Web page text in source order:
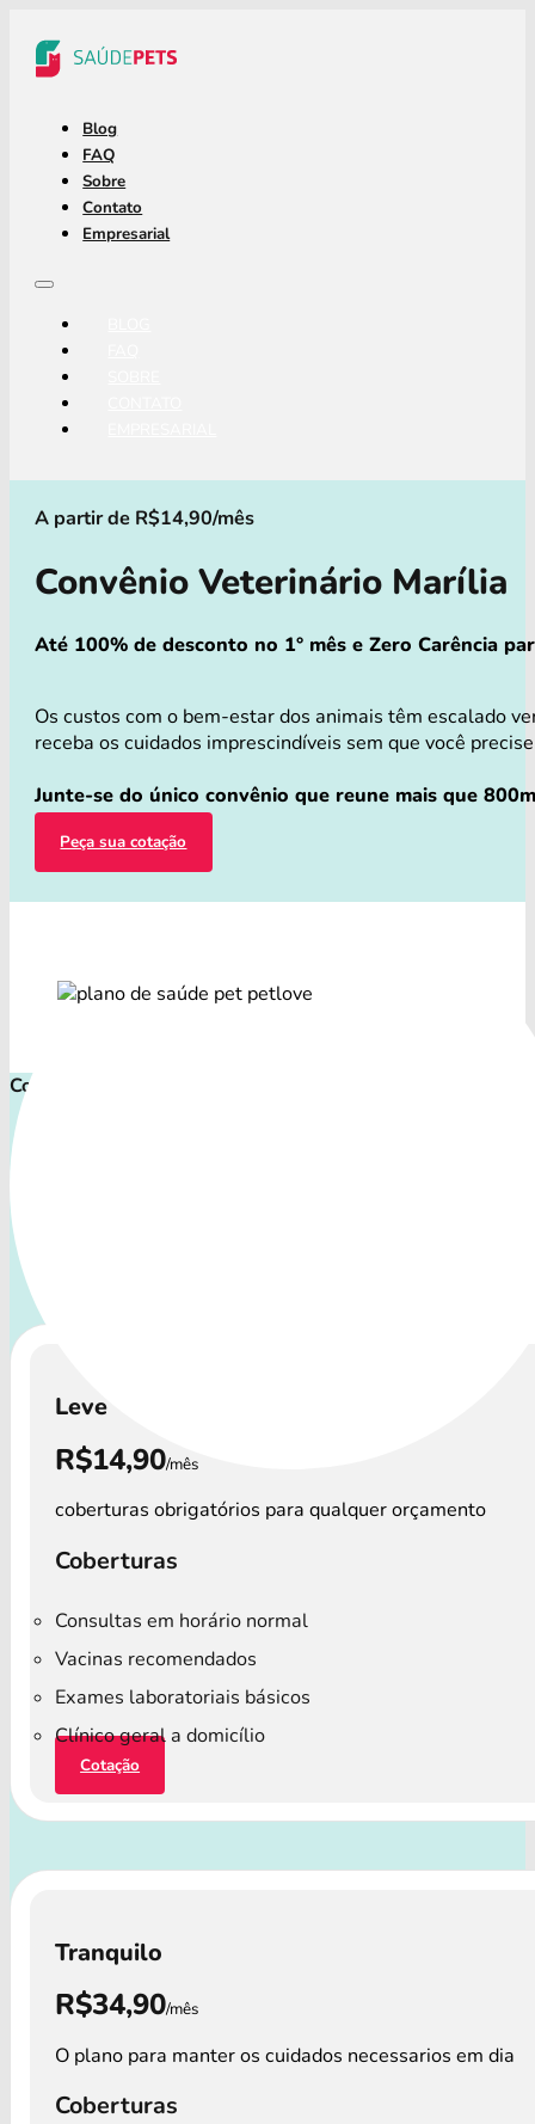
Blog
FAQ
Sobre
Contato
Empresarial
A partir de R$14,90/mês
Convênio Veterinário Marília
Até 100% de desconto no 1° mês e Zero Carência
Os custos com o bem-estar dos animais têm escalado
receba os cuidados imprescindíveis sem que você
Junte-se do único convênio que reune mais que
Peça sua cotação
Comece proteger ainda hoje!
Leve
R$14,90/mês
coberturas obrigatórios para qualquer orçamento
Coberturas
Consultas em horário normal
Vacinas recomendados
Exames laboratoriais básicos
Clínico geral a domicílio
Cotação
Tranquilo
R$34,90/mês
O plano para manter os cuidados necessarios em dia
Coberturas